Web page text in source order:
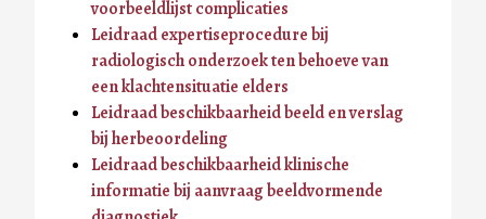
voorbeeldlijst complicaties
Leidraad expertiseprocedure bij
radiologisch onderzoek ten behoeve van
een klachtensituatie elders
Leidraad beschikbaarheid beeld en verslag
bij herbeoordeling
Leidraad beschikbaarheid klinische
informatie bij aanvraag beeldvormende